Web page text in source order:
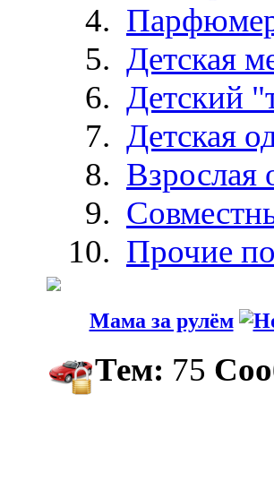
Детская
Детский
Детская
Взрослая
Прочие
Мама за рулём
Тем: 75